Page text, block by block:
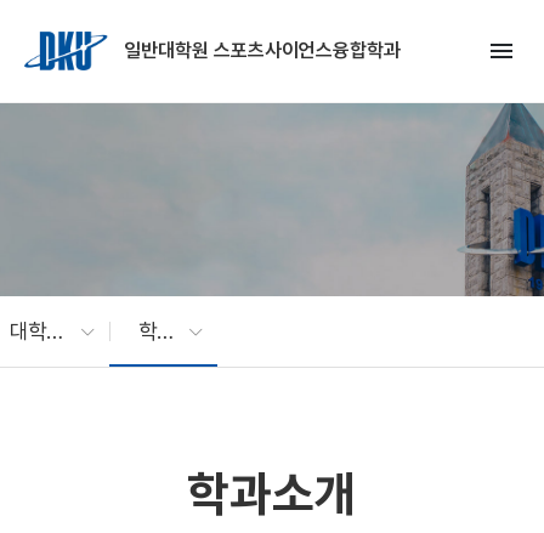
일반대학원 스포츠사이언스융합학과
menu
대학원 소개 학과소개
학과소개